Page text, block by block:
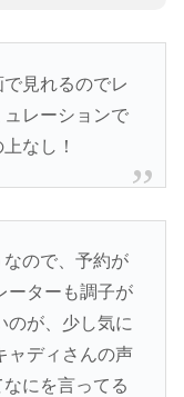
見れるのでレ
レーションで
なし！
ので、予約が
ーターも調子が
のが、少し気に
ャディさんの声
にを言ってる